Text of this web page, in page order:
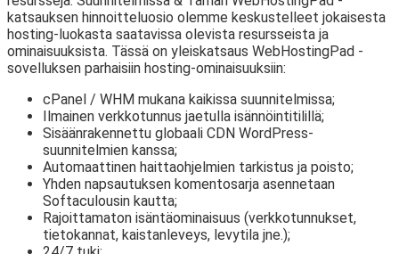
katsauksen hinnoitteluosio olemme keskustelleet jokaisesta
hosting-luokasta saatavissa olevista resursseista ja
ominaisuuksista. Tässä on yleiskatsaus WebHostingPad -
sovelluksen parhaisiin hosting-ominaisuuksiin:
cPanel / WHM mukana kaikissa suunnitelmissa;
Ilmainen verkkotunnus jaetulla isännöintitilillä;
Sisäänrakennettu globaali CDN WordPress-
suunnitelmien kanssa;
Automaattinen haittaohjelmien tarkistus ja poisto;
Yhden napsautuksen komentosarja asennetaan
Softaculousin kautta;
Rajoittamaton isäntäominaisuus (verkkotunnukset,
tietokannat, kaistanleveys, levytila ​​jne.);